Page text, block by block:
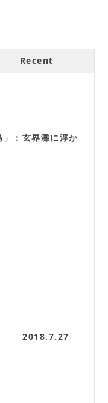
Recent
：玄界灘に浮か
！ 2018.7.27